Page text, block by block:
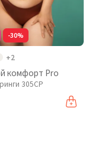
-30%
+2
комфорт Pro
305CP